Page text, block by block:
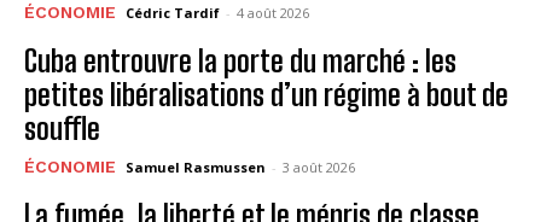
ÉCONOMIE Cédric Tardif - 4 août 2026
Cuba entrouvre la porte du marché : les
petites libéralisations d’un régime à bout de
souffle
ÉCONOMIE Samuel Rasmussen - 3 août 2026
La fumée, la liberté et le mépris de classe